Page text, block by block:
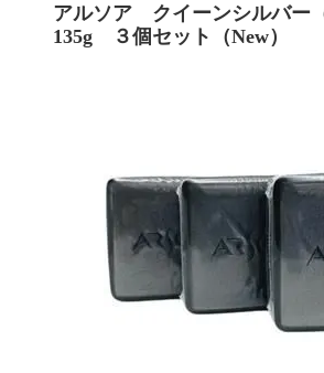
アルソア クイーンシルバー
135g ３個セット（New）